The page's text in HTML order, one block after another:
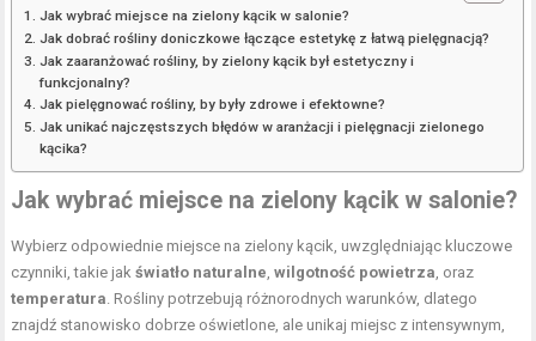
Jak wybrać miejsce na zielony kącik w salonie?
Jak dobrać rośliny doniczkowe łączące estetykę z łatwą pielęgnacją?
Jak zaaranżować rośliny, by zielony kącik był estetyczny i
funkcjonalny?
Jak pielęgnować rośliny, by były zdrowe i efektowne?
Jak unikać najczęstszych błędów w aranżacji i pielęgnacji zielonego
kącika?
Jak wybrać miejsce na zielony kącik w salonie?
Wybierz odpowiednie miejsce na zielony kącik, uwzględniając kluczowe
czynniki, takie jakświatło naturalne,wilgotność powietrza, oraz
temperatura. Rośliny potrzebują różnorodnych warunków, dlatego
znajdź stanowisko dobrze oświetlone, ale unikaj miejsc z intensywnym,